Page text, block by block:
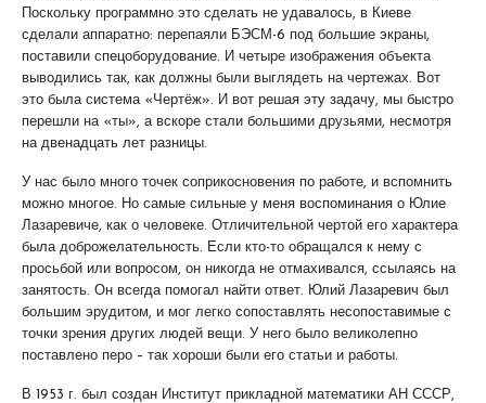
Поскольку программно это сделать не удавалось, в Киеве
сделали аппаратно: перепаяли БЭСМ-6 под большие экраны,
поставили спецоборудование. И четыре изображения объекта
выводились так, как должны были выглядеть на чертежах. Вот
это была система «Чертёж». И вот решая эту задачу, мы быстро
перешли на «ты», а вскоре стали большими друзьями, несмотря
на двенадцать лет разницы.
У нас было много точек соприкосновения по работе, и вспомнить
можно многое. Но самые сильные у меня воспоминания о Юлие
Лазаревиче, как о человеке. Отличительной чертой его характера
была доброжелательность. Если кто-то обращался к нему с
просьбой или вопросом, он никогда не отмахивался, ссылаясь на
занятость. Он всегда помогал найти ответ. Юлий Лазаревич был
большим эрудитом, и мог легко сопоставлять несопоставимые с
точки зрения других людей вещи. У него было великолепно
поставлено перо – так хороши были его статьи и работы.
В 1953 г. был создан Институт прикладной математики АН СССР,